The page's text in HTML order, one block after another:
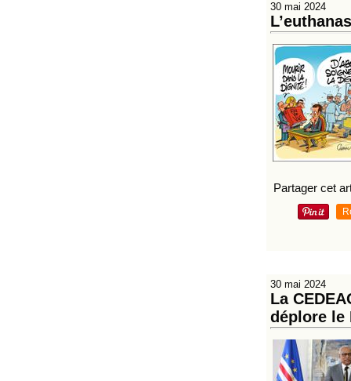
30 mai 2024
Partager cet
30 mai 2024
La
déplore le